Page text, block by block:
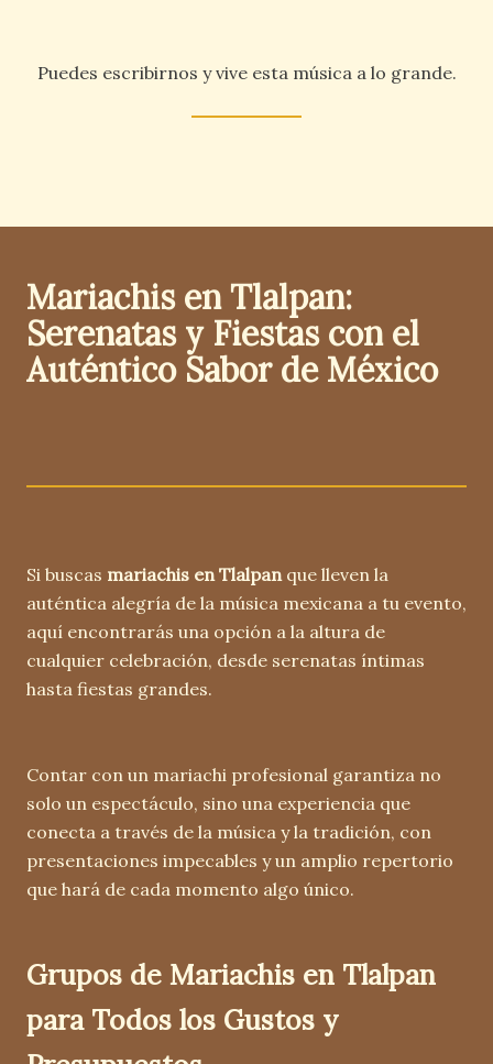
Puedes escribirnos y vive esta música a lo grande.
Mariachis en Tlalpan:
Serenatas y Fiestas con el
Auténtico Sabor de México
Si buscas mariachis en Tlalpanque lleven la
auténtica alegría de la música mexicana a tu evento,
aquí encontrarás una opción a la altura de
cualquier celebración, desde serenatas íntimas
hasta fiestas grandes.
Contar con un mariachi profesional garantiza no
solo un espectáculo, sino una experiencia que
conecta a través de la música y la tradición, con
presentaciones impecables y un amplio repertorio
que hará de cada momento algo único.
Grupos de Mariachis en Tlalpan
para Todos los Gustos y